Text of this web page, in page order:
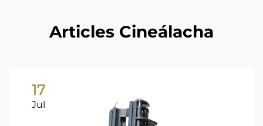
Articles Cineálacha
17
Jul